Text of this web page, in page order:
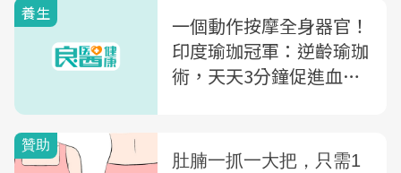
養生
一個動作按摩全身器官！
印度瑜珈冠軍：逆齡瑜珈
術，天天3分鐘促進血液